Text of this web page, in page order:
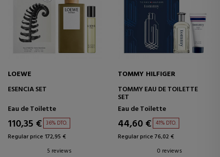
LOEWE
ESENCIA SET
Eau de Toilette
110,35 € 36% DTO.
Regular price 172,95 €
5 reviews
TOMMY HILFIGER
TOMMY EAU DE TOILETTE
SET
Eau de Toilette
44,60 € 41% DTO.
Regular price 76,02 €
0 reviews